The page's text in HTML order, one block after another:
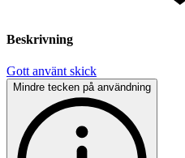
Beskrivning
Gott använt skick
Mindre tecken på användning